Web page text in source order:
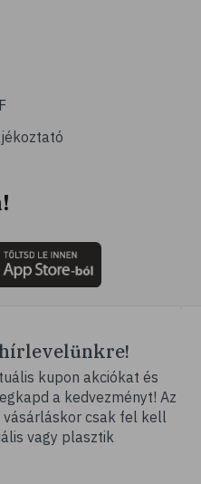
kupon akciókat és
a kedvezményt! Az
vásárláskor csak fel kell
vagy plasztik